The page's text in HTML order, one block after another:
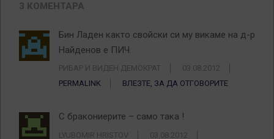
3 КОМЕНТАРА
Бин Ладен както свойски си му викаме на д-р
Найденов е ПИЧ.
РИБАР И ВИДЕН ДЕМОКРАТ
03.08.2012
PERMALINK
ВЛЕЗТЕ, ЗА ДА ОТГОВОРИТЕ
С бракониерите – само така !
LYUBOMIR HRISTOV 03.08.2012